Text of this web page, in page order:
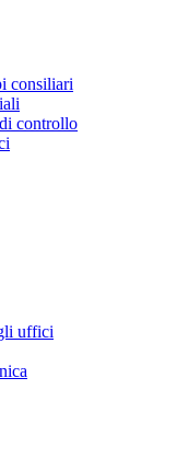
consiliari
controllo
uffici